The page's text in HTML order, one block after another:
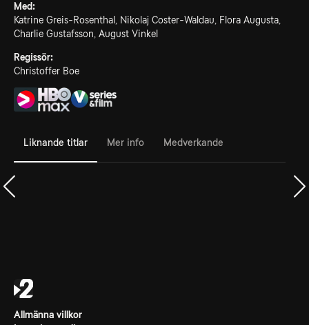
Med:
Katrine Greis-Rosenthal, Nikolaj Coster-Waldau, Flora Augusta,
Charlie Gustafsson, August Vinkel
Regissör:
Christoffer Boe
Liknande titlar Mer info Medverkande
Allmänna villkor